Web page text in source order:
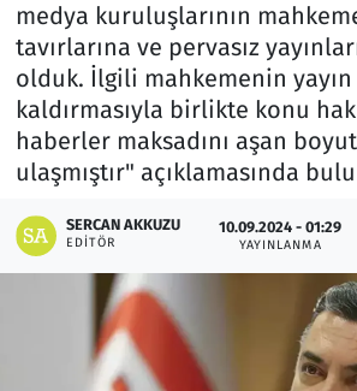
medya kuruluşlarının
tavırlarına ve pervasız
olduk. İlgili mahkemenin yayın
kaldırmasıyla birlikte konu
haberler maksadını aşan
ulaşmıştır" açıklamasında
SERCAN AKKUZU
EDITÖR
10.09.2024 - 01:29
YAYINLANMA
Memur ve Kamu
Otomobil
Oyun
Ramazan
Resmi İlanlar
Rüya Tabirleri